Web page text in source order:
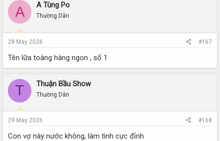
A A Tùng Po
Thường Dân
28 May 2026 #167
Tên lữa toàng hàng ngon , số 1
T Thuận Bầu Show
Thường Dân
29 May 2026 #168
Con vợ này nước không, làm tình cực đỉnh